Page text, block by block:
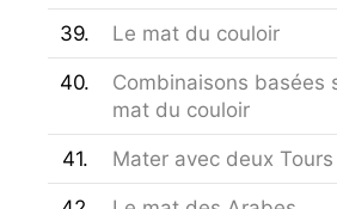
39 Le mat du couloir
40
Combinaisons basées
mat du couloir
41 Mater avec deux Tours